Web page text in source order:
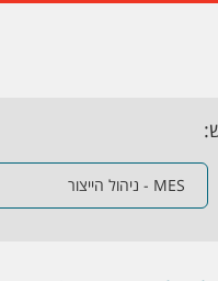
MES - ניהול הייצור